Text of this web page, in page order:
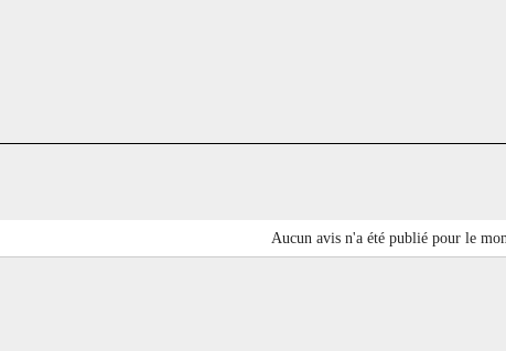
Aucun avis n'a été publié pour le